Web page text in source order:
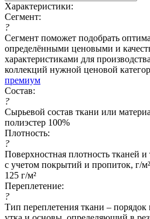
Характеристики:
Сегмент:
?
Сегмент поможет подобрать
определёнными ценовыми и
характеристиками для
коллекций нужной ценовой
премиум
Состав:
?
Сырьевой состав ткани или
полиэстер 100%
Плотность:
?
Поверхностная плотность тканей
с учетом покрытий и пропиток, г/м²
125 г/м²
Переплетение:
?
Тип переплетения ткани – порядок